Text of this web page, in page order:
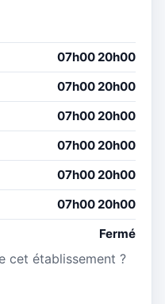
07h00 20h00
07h00 20h00
07h00 20h00
07h00 20h00
07h00 20h00
07h00 20h00
Fermé
cet établissement ?